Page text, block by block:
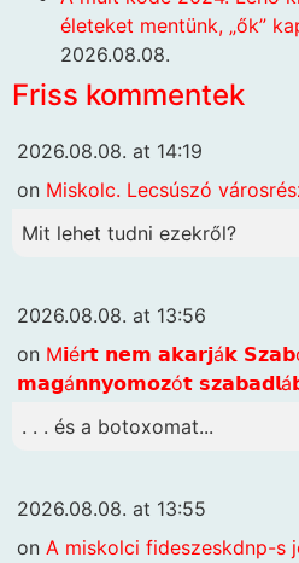
életeket mentünk, „ők”
2026.08.08.
Friss kommentek
2026.08.08. at 14:19
on Miskolc. Lecsúszó
Mit lehet tudni ezekről?
2026.08.08. at 13:56
on M𝗶é𝗿𝘁 𝗻𝗲𝗺 𝗮𝗸𝗮𝗿𝗷á𝗸
𝗺𝗮𝗴á𝗻𝗻𝘆𝗼𝗺𝗼𝘇ó𝘁
. . . és a botoxomat...
2026.08.08. at 13:55
on A miskolci fideszeskdnp-s